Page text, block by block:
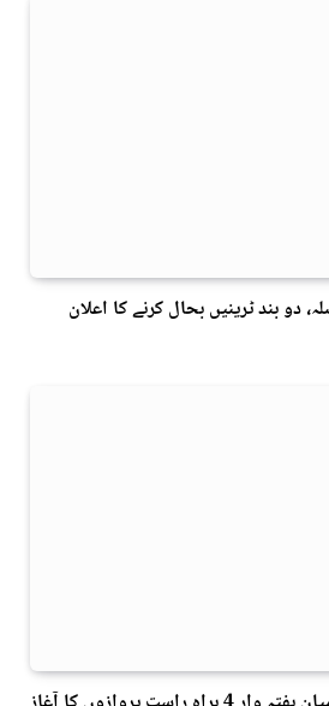
دو بند ٹرینیں بحال کرنے کا اعلان